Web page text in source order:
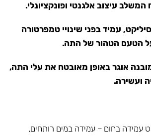
עיצוב אלגנטי ופונקציונלי.
עמיד בפני שינויי טמפרטורה
הטעם הטהור של התה.
אוגר באופן מאובטח את עלי התה,
ועשירה.
עמידה בחום – עמידה במים רותחים,